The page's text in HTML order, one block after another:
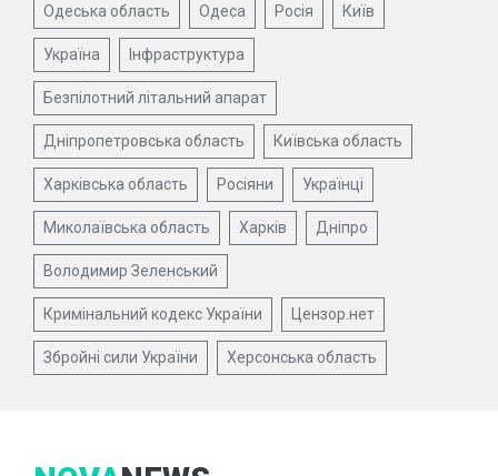
Одеська область Одеса Росія Київ
Україна Інфраструктура
Безпілотний літальний апарат
Дніпропетровська область Київська область
Харківська область Росіяни Українці
Миколаївська область Харків Дніпро
Володимир Зеленський
Кримінальний кодекс України Цензор.нет
Збройні сили України Херсонська область